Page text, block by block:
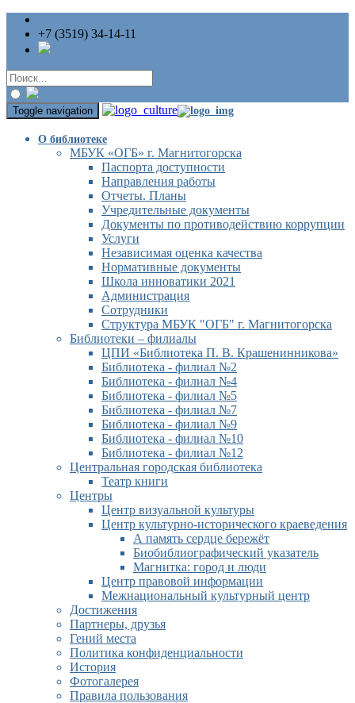
+7 (3519) 34-14-11
Toggle navigation
О библиотеке
МБУК «ОГБ» г. Магнитогорска
Паспорта доступности
Направления работы
Отчеты. Планы
Учредительные документы
Документы по противодействию коррупции
Услуги
Независимая оценка качества
Нормативные документы
Школа инноватики 2021
Администрация
Сотрудники
Структура МБУК "ОГБ" г. Магнитогорска
Библиотеки – филиалы
ЦПИ «Библиотека П. В. Крашенинникова»
Библиотека - филиал №2
Библиотека - филиал №4
Библиотека - филиал №5
Библиотека - филиал №7
Библиотека - филиал №9
Библиотека - филиал №10
Библиотека - филиал №12
Центральная городская библиотека
Театр книги
Центры
Центр визуальной культуры
Центр культурно-исторического краеведения
А память сердце бережёт
Биобиблиографический указатель
Магнитка: город и люди
Центр правовой информации
Межнациональный культурный центр
Достижения
Партнеры, друзья
Гений места
Политика конфиденциальности
История
Фотогалерея
Правила пользования